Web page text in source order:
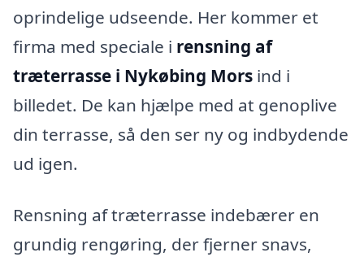
oprindelige udseende. Her kommer et
firma med speciale i rensning af
træterrasse i Nykøbing Mors ind i
billedet. De kan hjælpe med at genoplive
din terrasse, så den ser ny og indbydende
ud igen.
Rensning af træterrasse indebærer en
grundig rengøring, der fjerner snavs,